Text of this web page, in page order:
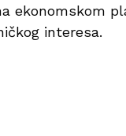
ekonomskom
interesa.